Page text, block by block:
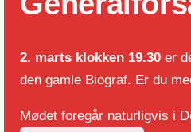
2. marts klokken 19.30 er
den gamle Biograf. Er du
Mødet foregår naturligvis i